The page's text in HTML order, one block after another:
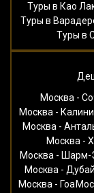
Туры в Као
Туры в
Туры в
Москва -
Москва -
Москва -
Москва -
Москва -
Москва - Дубай
Москва - Гоа